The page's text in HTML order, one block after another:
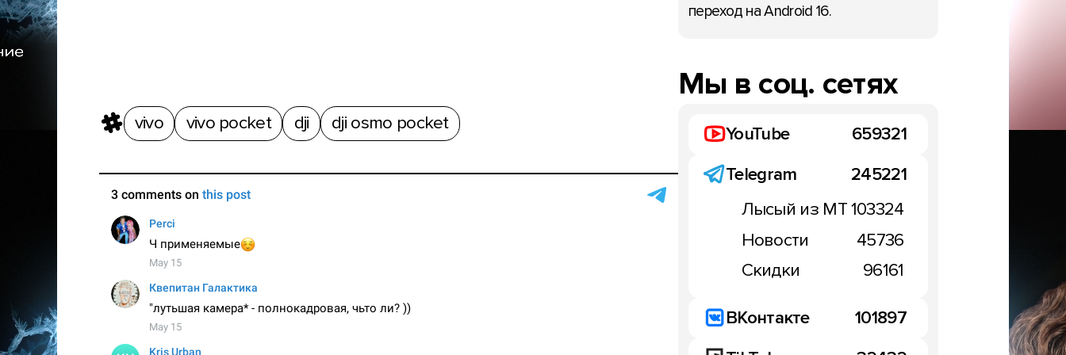
vivo vivo pocket dji dji osmo pocket
переход на Android 16.
Мы в соц. сетях
YouTube
659321
Telegram
245221
Лысый из МТ103324
Новости
45736
Скидки
96161
ВКонтакте
101897